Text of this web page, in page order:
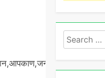
Search
for: